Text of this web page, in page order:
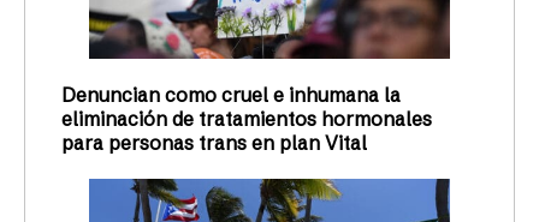
Denuncian como cruel e inhumana la
eliminación de tratamientos hormonales
para personas trans en plan Vital